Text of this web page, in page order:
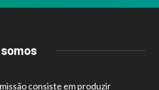
consiste em produzir